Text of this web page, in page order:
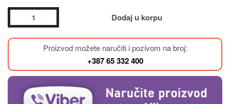
Dodaj u korpu
Proizvod možete naručiti i pozivom na broj:
+387 65 332 400